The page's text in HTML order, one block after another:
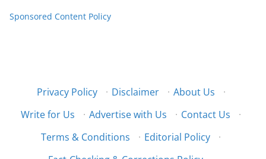
Sponsored Content Policy
Privacy Policy · Disclaimer · About Us
·
Write for Us
· Advertise with Us · Contact Us
·
Terms & Conditions
· Editorial Policy
·